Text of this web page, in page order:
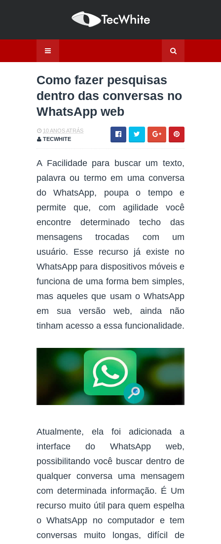
Como fazer pesquisas
dentro das conversas no
WhatsApp web
10 ANOS ATRÁS
TECWHITE
A Facilidade para buscar um texto,
palavra ou termo em uma conversa
do WhatsApp, poupa o tempo e
permite que, com agilidade você
encontre determinado techo das
mensagens trocadas com um
usuário. Esse recurso já existe no
WhatsApp para dispositivos móveis e
funciona de uma forma bem simples,
mas aqueles que usam o WhatsApp
em sua versão web, ainda não
tinham acesso a essa funcionalidade.
Atualmente, ela foi adicionada a
interface do WhatsApp web,
possibilitando você buscar dentro de
qualquer conversa uma mensagem
com determinada informação. É Um
recurso muito útil para quem espelha
o WhatsApp no computador e tem
conversas muito longas, difícil de